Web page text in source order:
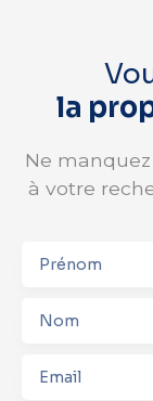
la
Ne
à votre
Prénom
Nom
Email